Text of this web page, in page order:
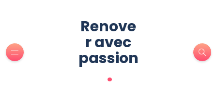
Renove
r avec
passion
.